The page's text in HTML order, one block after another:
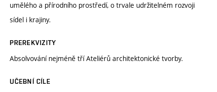
umělého a přírodního prostředí, o trvale udržitelném rozvoji
sídel i krajiny.
PREREKVIZITY
Absolvování nejméně tří Ateliérů architektonické tvorby.
UČEBNÍ CÍLE